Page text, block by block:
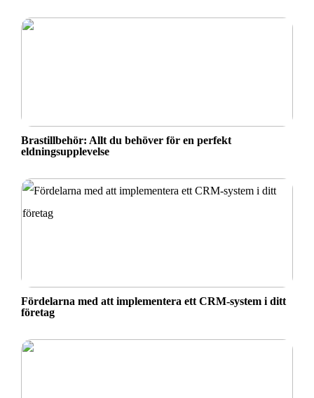
Brastillbehör: Allt du behöver för en perfekt
eldningsupplevelse
Fördelarna med att implementera ett CRM-system i ditt
företag